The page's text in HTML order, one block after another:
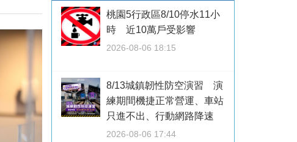
桃園5行政區8/10停水11小
時 近10萬戶受影響
2026-08-06 18:15
8/13城鎮韌性防空演習 演
練期間機捷正常營運、車站
只進不出、行動網路降速
2026-08-06 17:44